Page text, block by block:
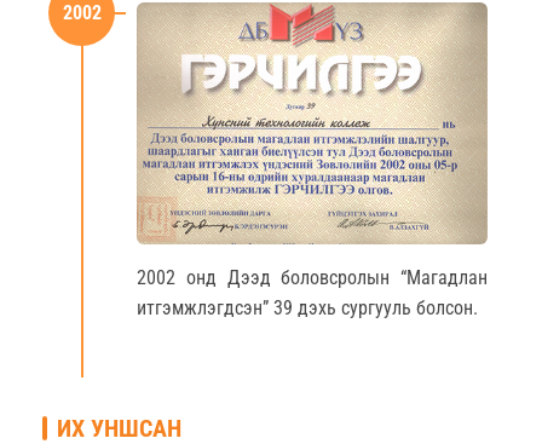
2002
2002 онд Дээд боловсролын “Магадлан
итгэмжлэгдсэн” 39 дэхь сургууль болсон.
ИХ УНШСАН